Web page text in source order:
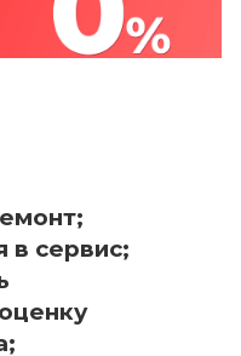
в сервис;